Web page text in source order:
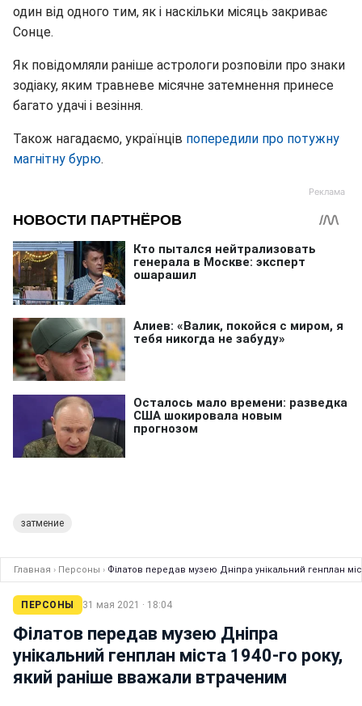
один від одного тим, як і наскільки місяць закриває
Сонце.
Як повідомляли раніше астрологи розповіли про знаки
зодіаку, яким травневе місячне затемнення принесе
багато удачі і везіння.
Також нагадаємо, українців попередили про потужну
магнітну бурю.
затмение
Главная › Персоны › Філатов передав музею Дніпра унікальний генплан
ПЕРСОНЫ 31 мая 2021 · 18:04
Філатов передав музею Дніпра
унікальний генплан міста 1940-го року,
який раніше вважали втраченим